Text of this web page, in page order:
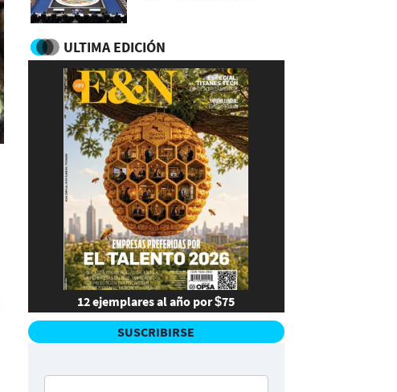
ULTIMA EDICIÓN
12 ejemplares al año por $75
SUSCRIBIRSE